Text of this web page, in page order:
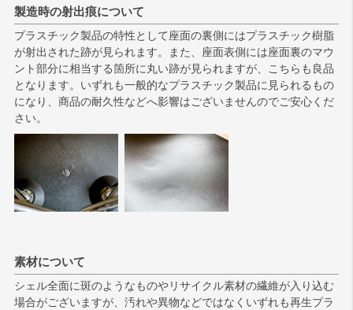
製造時の射出痕について
プラスチック製品の特性として座面の裏側にはプラスチック樹脂
が射出された跡が見られます。また、座面表側には座面裏のマウ
ント部分に相当する箇所に丸い跡が見られますが、こちらも良品
となります。いずれも一般的なプラスチック製品に見られるもの
になり、商品の耐久性などへ影響はございませんのでご安心くだ
さい。
素材について
シェル全面に斑のようなものやリサイクル素材の繊維が入り込む
場合がございますが、汚れや異物などではなくいずれも再生プラ